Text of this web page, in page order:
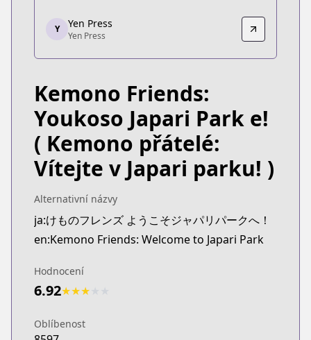
Yen Press
Yen Press
https://yenpress.com/series/kemono-friends
Y Yen Press
Yen Press
Kemono Friends:
Youkoso Japari Park e!
( Kemono přátelé:
Vítejte v Japari parku! )
Alternativní názvy
ja:けものフレンズ ようこそジャパリパークへ！
en:Kemono Friends: Welcome to Japari Park
Hodnocení
6.92★★★
Oblíbenost